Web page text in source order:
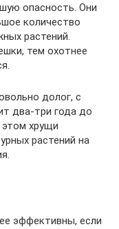
опасность. Они
количество
растений.
тем охотнее
долог, с
два-три года до
хрущи
растений на
эффективны, если